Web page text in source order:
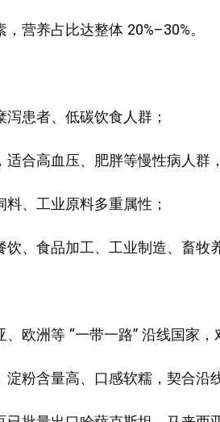
营养占比达整体 20%–30%。
患者、低碳饮食人群；
合高血压、肥胖等慢性病人群
、工业原料多重属性；
、食品加工、工业制造、畜牧
欧洲等 “一带一路” 沿线国家
淀粉含量高、口感软糯，契合沿